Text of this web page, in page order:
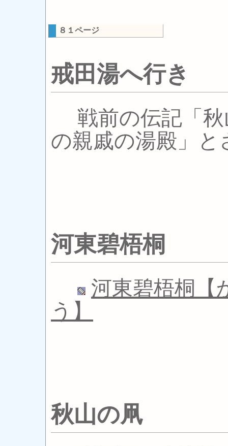
８１ページ
戒田湯へ行き
戦前の伝記「秋
の親戚の湯殿」と
河東碧梧桐
河東碧梧桐【
う】
秋山の凧